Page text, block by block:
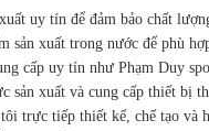
uy tín để đảm bảo chất
sản xuất trong nước để phù
cấp uy tín như Phạm Duy
xuất và cung cấp thiết bị
trực tiếp thiết kế, chế tạo